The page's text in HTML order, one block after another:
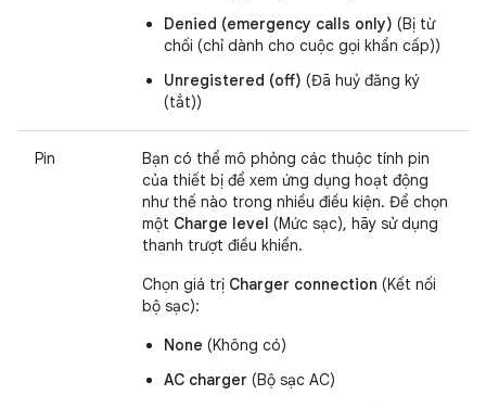
Denied (emergency calls only) (Bị từ
chối (chỉ dành cho cuộc gọi khẩn cấp))
Unregistered (off) (Đã huỷ đăng ký
(tắt))
Pin
Bạn có thể mô phỏng các thuộc tính pin
của thiết bị để xem ứng dụng hoạt động
như thế nào trong nhiều điều kiện. Để chọn
một Charge level (Mức sạc), hãy sử dụng
thanh trượt điều khiển.
Chọn giá trị Charger connection (Kết nối
bộ sạc):
None (Không có)
AC charger (Bộ sạc AC)